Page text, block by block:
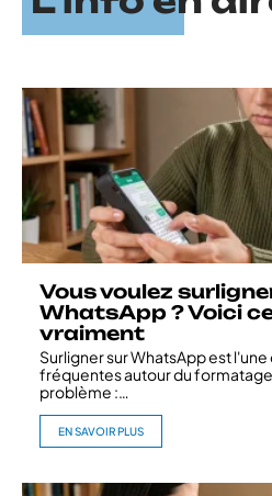
Vous voulez
WhatsApp ? Voici
vraiment
Surligner sur WhatsApp est
fréquentes autour du
problème :…
EN SAVOIR PLUS